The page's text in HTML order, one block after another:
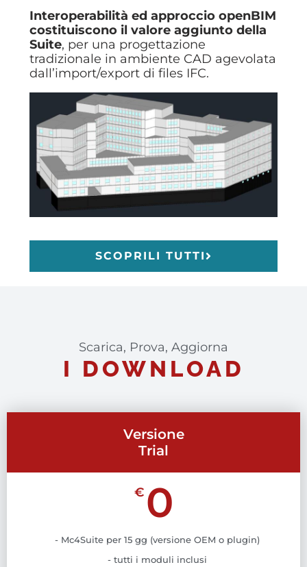
Interoperabilità ed approccio openBIM
costituiscono il valore aggiunto della
Suite, per una progettazione
tradizionale in ambiente CAD agevolata
dall’import/export di files IFC.
SCOPRILI TUTTI
Scarica, Prova, Aggiorna
I DOWNLOAD
Versione
Trial
€ 0
- Mc4Suite per 15 gg (versione OEM o plugin)
- tutti i moduli inclusi